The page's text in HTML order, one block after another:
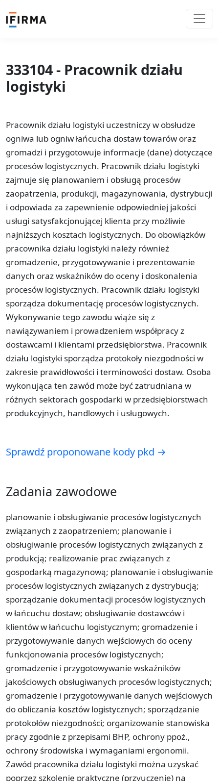
333104 - Pracownik działu
logistyki
Pracownik działu logistyki uczestniczy w obsłudze
ogniwa lub ogniw łańcucha dostaw towarów oraz
gromadzi i przygotowuje informacje (dane) dotyczące
procesów logistycznych. Pracownik działu logistyki
zajmuje się planowaniem i obsługą procesów
zaopatrzenia, produkcji, magazynowania, dystrybucji
i odpowiada za zapewnienie odpowiedniej jakości
usługi satysfakcjonującej klienta przy możliwie
najniższych kosztach logistycznych. Do obowiązków
pracownika działu logistyki należy również
gromadzenie, przygotowywanie i prezentowanie
danych oraz wskaźników do oceny i doskonalenia
procesów logistycznych. Pracownik działu logistyki
sporządza dokumentację procesów logistycznych.
Wykonywanie tego zawodu wiąże się z
nawiązywaniem i prowadzeniem współpracy z
dostawcami i klientami przedsiębiorstwa. Pracownik
działu logistyki sporządza protokoły niezgodności w
zakresie prawidłowości i terminowości dostaw. Osoba
wykonująca ten zawód może być zatrudniana w
różnych sektorach gospodarki w przedsiębiorstwach
produkcyjnych, handlowych i usługowych.
Sprawdź proponowane kody pkd →
Zadania zawodowe
planowanie i obsługiwanie procesów logistycznych
związanych z zaopatrzeniem; planowanie i
obsługiwanie procesów logistycznych związanych z
produkcją; realizowanie prac związanych z
gospodarką magazynową; planowanie i obsługiwanie
procesów logistycznych związanych z dystrybucją;
sporządzanie dokumentacji procesów logistycznych
w łańcuchu dostaw; obsługiwanie dostawców i
klientów w łańcuchu logistycznym; gromadzenie i
przygotowywanie danych wejściowych do oceny
funkcjonowania procesów logistycznych;
gromadzenie i przygotowywanie wskaźników
jakościowych obsługiwanych procesów logistycznych;
gromadzenie i przygotowywanie danych wejściowych
do obliczania kosztów logistycznych; sporządzanie
protokołów niezgodności; organizowanie stanowiska
pracy zgodnie z przepisami BHP, ochrony ppoż.,
ochrony środowiska i wymaganiami ergonomii.
Zawód pracownika działu logistyki można uzyskać
poprzez szkolenie praktyczne (przyuczenie) na